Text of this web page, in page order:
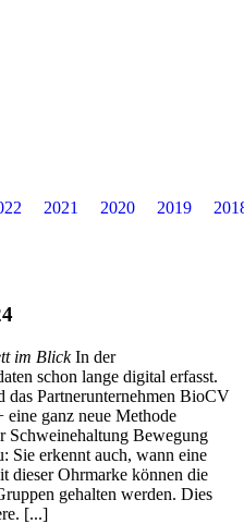
2021 2020 2019
im BlickIn der
schon lange digital erfasst.
Partnerunternehmen BioCV
ganz neue Methode
Schweinehaltung Bewegung
Sie erkennt auch, wann eine
dieser Ohrmarke können die
gehalten werden. Dies
[...]